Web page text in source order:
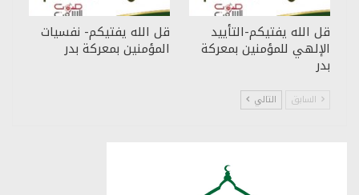
قل الله يفتيكم-التأييد
الإلهي للمؤمنين بمعركة
بدر
قل الله يفتيكم- نفسيات
المؤمنين بمعركة بدر
السابق التالي